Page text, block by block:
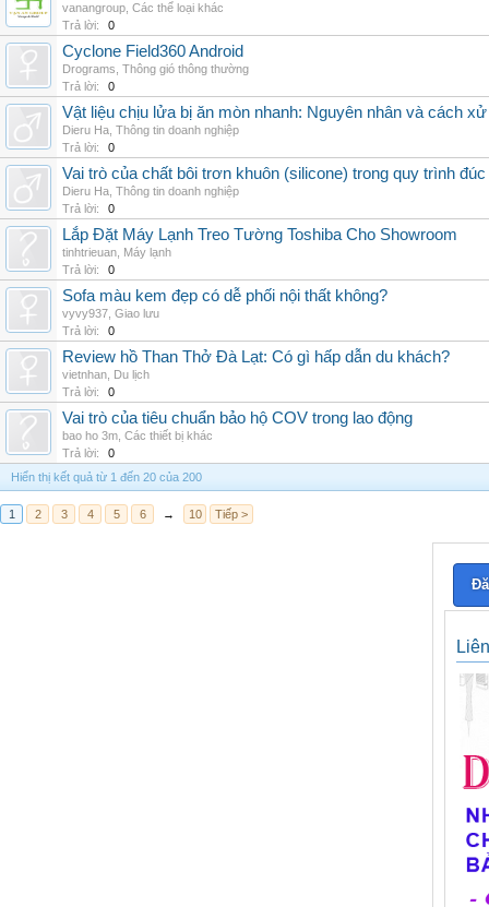
vanangroup Các thể loại khác
Trả lời:
0
Cyclone Field360 Android
Drograms Thông gió thông thường
Trả lời:
0
Vật liệu chịu lửa bị ăn mòn nhanh: Nguyên nhân và cách
Dieru Ha Thông tin doanh nghiệp
Trả lời:
0
Vai trò của chất bôi trơn khuôn (silicone) trong quy trình
Dieru Ha Thông tin doanh nghiệp
Trả lời:
0
Lắp Đặt Máy Lạnh Treo Tường Toshiba Cho Showroom
tinhtrieuan Máy lạnh
Trả lời:
0
Sofa màu kem đẹp có dễ phối nội thất không?
vyvy937 Giao lưu
Trả lời:
0
Review hồ Than Thở Đà Lạt: Có gì hấp dẫn du khách?
vietnhan Du lịch
Trả lời:
0
Vai trò của tiêu chuẩn bảo hộ COV trong lao động
bao ho 3m Các thiết bị khác
Trả lời:
0
Hiển thị kết quả từ 1 đến 20 của 200
1 2 3 4 5 6 → 10 Tiếp >